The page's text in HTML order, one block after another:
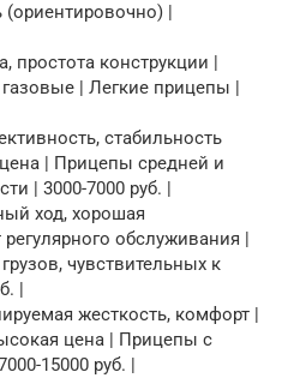
|
простота конструкции |
| Легкие прицепы |
стабильность
| Прицепы средней и
| 3000-7000 руб. |
ход, хорошая
обслуживания |
чувствительных к
|
жесткость, комфорт |
цена | Прицепы с
15000 руб. |